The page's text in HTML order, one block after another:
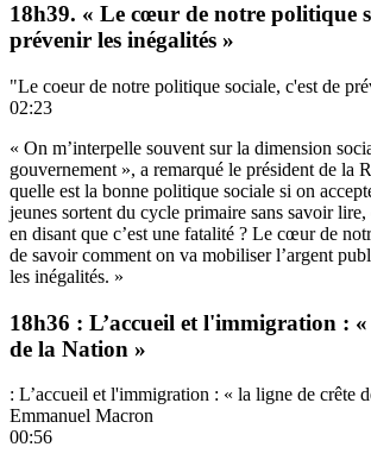
18h39. « Le cœur de notre politique
prévenir les inégalités »
"Le coeur de notre politique sociale, c'est de
02:23
« On m’interpelle souvent sur la dimension
gouvernement », a remarqué le président de la
quelle est la bonne politique sociale si on
jeunes sortent du cycle primaire sans savoir
en disant que c’est une fatalité ? Le cœur de
de savoir comment on va mobiliser l’argent
les inégalités. »
18h36 : L’accueil et l'immigration :
de la Nation »
: L’accueil et l'immigration : « la ligne de crête
Emmanuel Macron
00:56